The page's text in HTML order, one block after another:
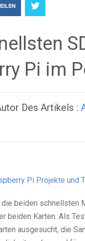
Pi im
Des Artikels :
Pi Projekte und
die beiden schnellsten
beiden Karten. Als
ausgesucht, die